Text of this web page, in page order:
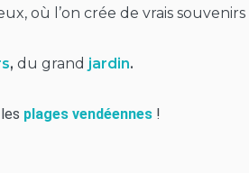
où l’on crée de vrais souvenirs
, du grand jardin.
plages vendéennes !